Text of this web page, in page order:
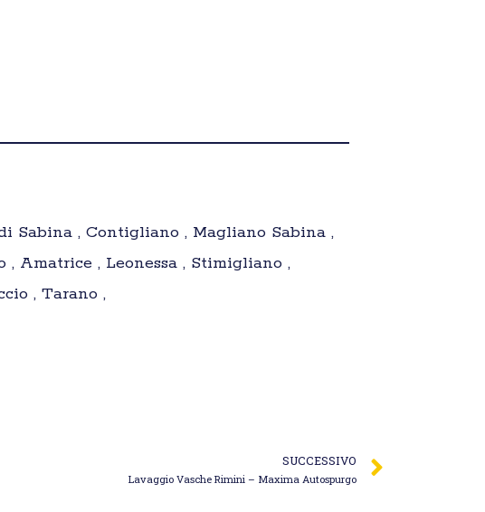
Sabina , Contigliano , Magliano Sabina ,
Amatrice , Leonessa , Stimigliano ,
, Tarano ,
SUCCESSIVO
Lavaggio Vasche Rimini – Maxima Autospurgo